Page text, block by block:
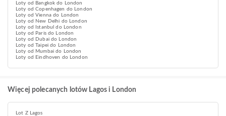
Loty od Bangkok do London
Loty od Copenhagen do London
Loty od Vienna do London
Loty od New Delhi do London
Loty od Istanbul do London
Loty od Paris do London
Loty od Dubai do London
Loty od Taipei do London
Loty od Mumbai do London
Loty od Eindhoven do London
Więcej polecanych lotów Lagos i London
Lot Z Lagos